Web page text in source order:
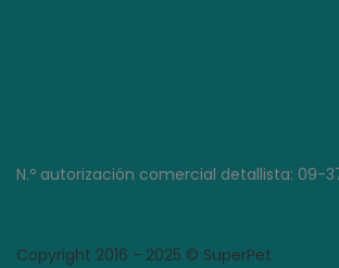
N.º autorización comercial detallista: 09-
Copyright 2016 - 2025 © SuperPet